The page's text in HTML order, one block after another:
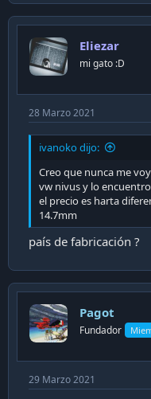
c
t
o
n
s
Eliezar
mi gato :D
28 Marzo 2021
ivanoko dijo:
Creo que nunca me
vw nivus y lo
el precio es harta
14.7mm
país de fabricación ?
Pagot
Fundador
29 Marzo 2021